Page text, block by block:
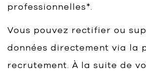
professionnelles*.
Vous pouvez rectifier ou
données directement via la
recrutement. À la suite de